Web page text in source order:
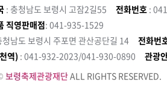
: 충청남도 보령시 고잠2길55 전화번호 :
직영판매점: 041-935-1529
청남도 보령시 주포면 관산공단길 14 전화번
역) : 041-932-2023/041-930-0890 관광
보령축제관광재단ALL RIGHTS RESERVED.